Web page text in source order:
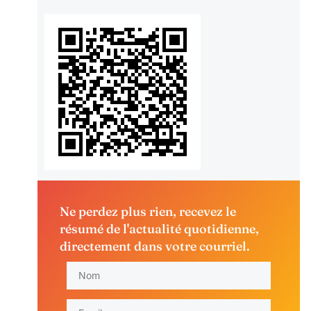
Ne perdez plus rien, recevez le
résumé de l'actualité quotidienne,
directement dans votre courriel.